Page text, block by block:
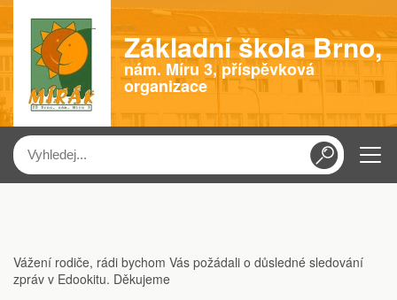
Základní škola Brno,
nám. Míru 3, příspěvková
organizace
Menu
Vážení rodiče, rádi bychom Vás požádali o důsledné sledování
zpráv v Edookitu. Děkujeme